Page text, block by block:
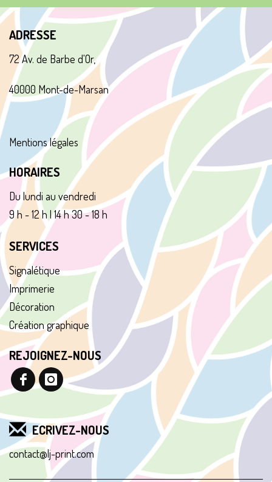
ADRESSE
72 Av. de Barbe d'Or,
40000 Mont-de-Marsan
Mentions légales
HORAIRES
Du lundi au vendredi
9 h - 12 h | 14h 30 - 18 h
SERVICES
Signalétique
Imprimerie
Décoration
Création graphique
REJOIGNEZ-NOUS
ECRIVEZ-NOUS
contact@lj-print.com